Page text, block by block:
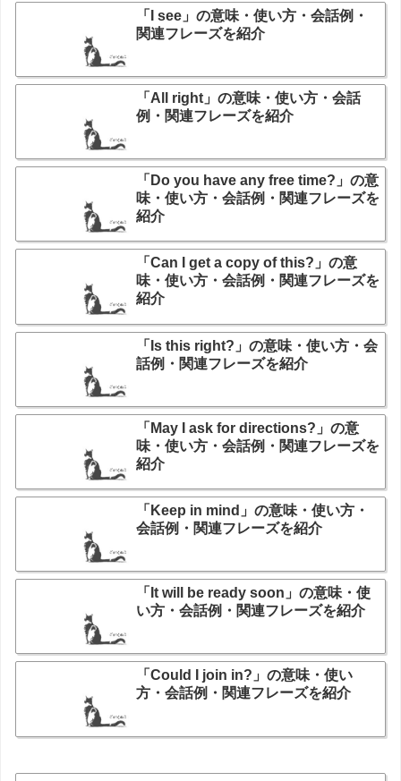
「I see」の意味・使い方・会話例・
関連フレーズを紹介
「All right」の意味・使い方・会話
例・関連フレーズを紹介
「Do you have any free time?」の意
味・使い方・会話例・関連フレーズを
紹介
「Can I get a copy of this?」の意
味・使い方・会話例・関連フレーズを
紹介
「Is this right?」の意味・使い方・会
話例・関連フレーズを紹介
「May I ask for directions?」の意
味・使い方・会話例・関連フレーズを
紹介
「Keep in mind」の意味・使い方・
会話例・関連フレーズを紹介
「It will be ready soon」の意味・使
い方・会話例・関連フレーズを紹介
「Could I join in?」の意味・使い
方・会話例・関連フレーズを紹介